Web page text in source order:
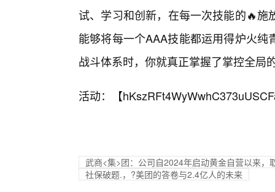
试、学习和创新，在每一次技能的🔥
能够将每一个AAA技能都运用得炉火
战斗体系时，你就真正掌握了掌控全局
活动：【
武商<集>团：公司自2024年启动黄金自营以来，
社保破题.，?美团的答卷与2.4亿人的未来